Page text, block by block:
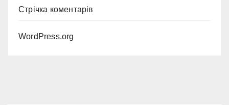
Стрічка коментарів
WordPress.org